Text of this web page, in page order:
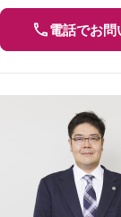
電話でお問